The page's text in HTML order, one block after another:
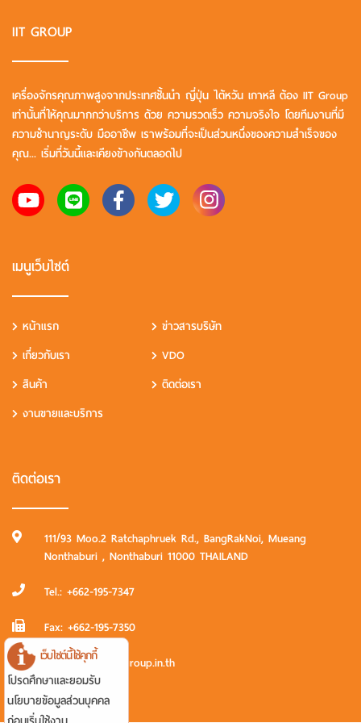
IIT GROUP
เครื่องจักรคุณภาพสูงจากประเทศชั้นนำ ญี่ปุ่น ไต้หวัน เกาหลี ต้อง IIT Group
เท่านั้นที่ให้คุณมากกว่าบริการ ด้วย ความรวดเร็ว ความจริงใจ โดยทีมงานที่มี
ความชำนาญระดับ มืออาชีพ เราพร้อมที่จะเป็นส่วนหนึ่งของความสำเร็จของ
คุณ... เริ่มที่วันนี้และเคียงข้างกันตลอดไป
เมนูเว็บไซต์
หน้าแรก
เกี่ยวกับเรา
สินค้า
งานขายและบริการ
ข่าวสารบริษัท
VDO
ติดต่อเรา
ติดต่อเรา
111/93 Moo.2 Ratchaphruek Rd., BangRakNoi, Mueang
Nonthaburi , Nonthaburi 11000 THAILAND
Tel.: +662-195-7347
Fax: +662-195-7350
E-mail: sales@iitgroup.in.th
เว็บไซต์นี้ใช้คุกกี้
โปรดศึกษาและยอมรับ
นโยบายข้อมูลส่วนบุคคล